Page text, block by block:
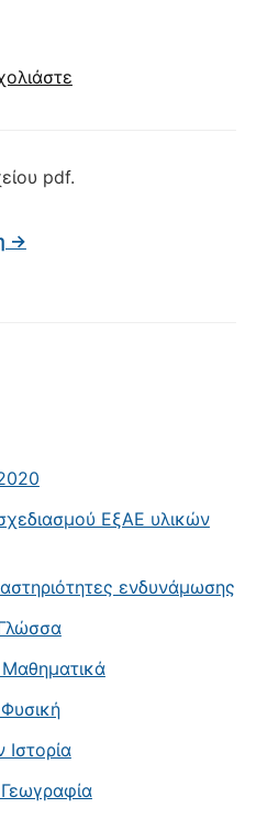
ΕξΑΕ υλικών
ενδυνάμωσης
Μαθηματικά
Ιστορία
pdf.
→